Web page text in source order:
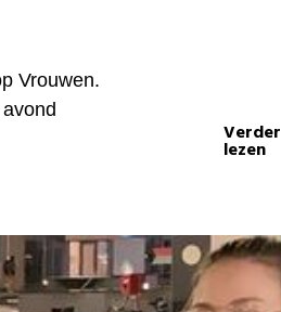
Vrouwen.
Verder
lezen